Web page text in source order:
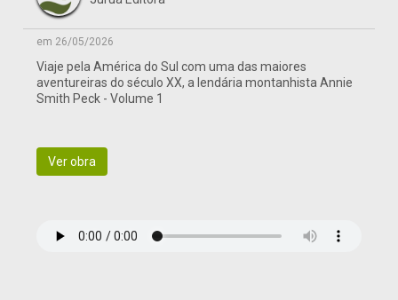
em 26/05/2026
Viaje pela América do Sul com uma das maiores
aventureiras do século XX, a lendária montanhista Annie
Smith Peck - Volume 1
Ver obra